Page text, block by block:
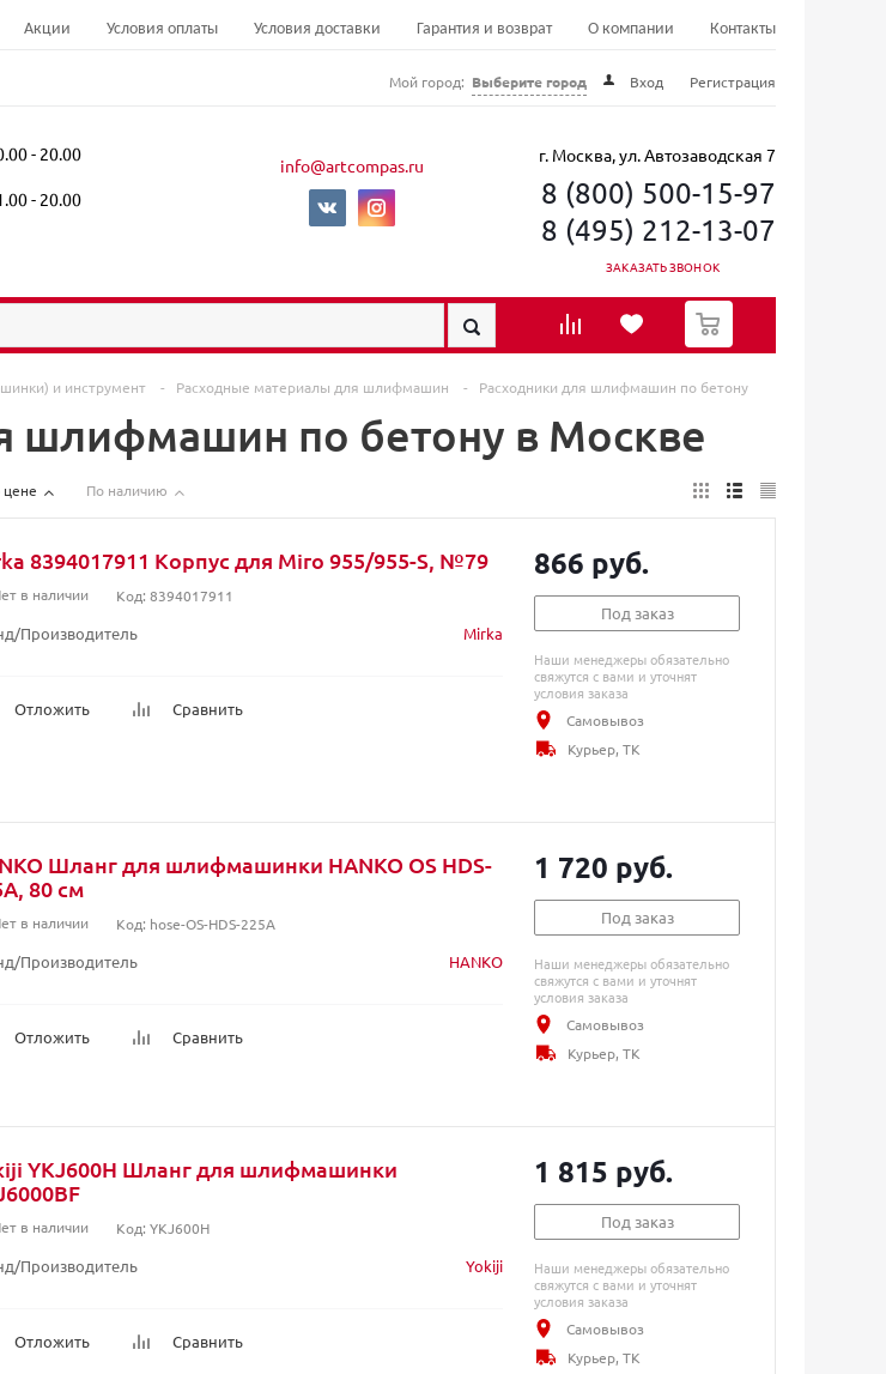
Акции Условия оплаты Условия доставки Гарантия и возврат О компании Контакты
Мой город: Выберите город Вход Регистрация
- 20.00
- 20.00
info@artcompas.ru г. Москва, ул. Автозаводская 7
8 (800) 500-15-97
8 (495) 212-13-07
ЗАКАЗАТЬ ЗВОНОК
0
и инструмент - Расходные материалы для шлифмашин - Расходники для шлифмашин по бетону
шлифмашин по бетону в Москве
цене По наличию
8394017911 Корпус для Miro 955/955-S, №79
в наличии Код: 8394017911
Производитель Mirka
Отложить Сравнить
866 руб.
Под заказ
Наши менеджеры обязательно
свяжутся с вами и уточнят
условия заказа
Самовывоз
Курьер, ТК
Шланг для шлифмашинки HANKO OS HDS-
80 см
в наличии Код: hose-OS-HDS-225A
Производитель HANKO
Отложить Сравнить
1 720 руб.
Под заказ
Наши менеджеры обязательно
свяжутся с вами и уточнят
условия заказа
Самовывоз
Курьер, ТК
YKJ600H Шланг для шлифмашинки
в наличии Код: YKJ600H
Производитель Yokiji
Отложить Сравнить
1 815 руб.
Под заказ
Наши менеджеры обязательно
свяжутся с вами и уточнят
условия заказа
Самовывоз
Курьер, ТК